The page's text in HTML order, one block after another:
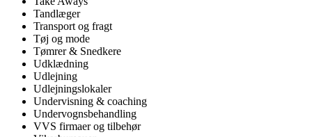
Tandlæger
Transport og fragt
Tøj og mode
Tømrer & Snedkere
Udklædning
Udlejning
Udlejningslokaler
Undervisning & coaching
Undervognsbehandling
VVS firmaer og tilbehør